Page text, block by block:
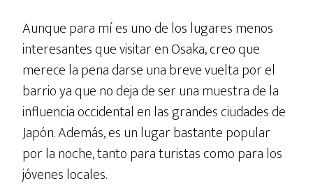
Aunque para mí es uno de los lugares menos
interesantes que visitar en Osaka, creo que
merece la pena darse una breve vuelta por el
barrio ya que no deja de ser una muestra de la
influencia occidental en las grandes ciudades de
Japón. Además, es un lugar bastante popular
por la noche, tanto para turistas como para los
jóvenes locales.